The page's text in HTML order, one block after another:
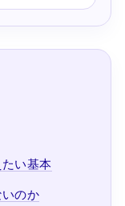
い基本
のか